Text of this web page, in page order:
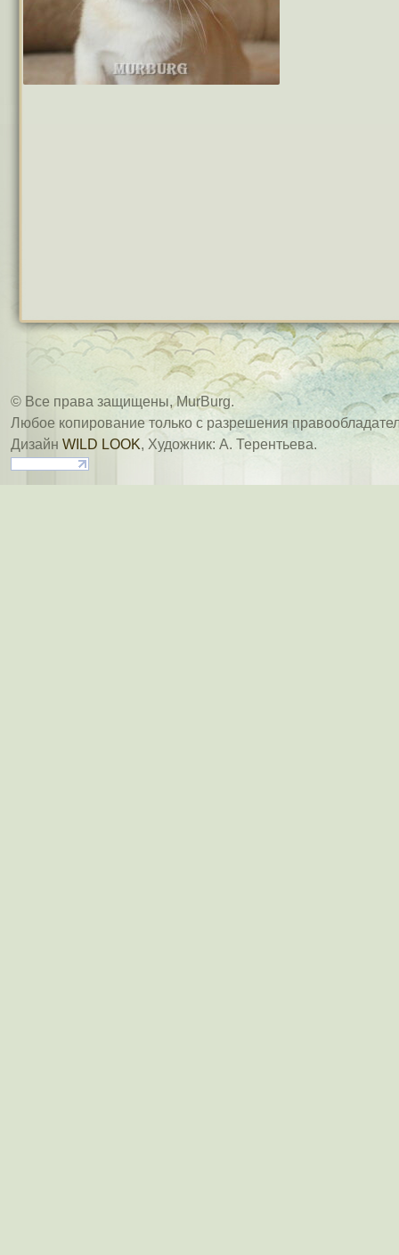
© Все права защищены, MurBurg.
Любое копирование только с разрешения
Дизайн WILD LOOK, Художник: А. Терентьева.